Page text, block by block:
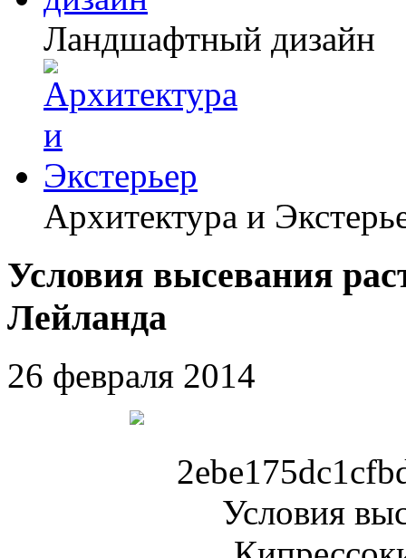
Ландшафтный дизайн
Архитектура и
Условия высевания
Лейланда
26 февраля 2014